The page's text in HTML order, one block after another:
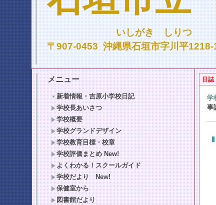
いしがき しりつ よ
〒907-0453 沖縄県石垣市字川平
メニュー
新着情報・吉原小学校日記
学校長あいさつ
学校概要
学校グランドデザイン
学校教育目標・校章
学校評価まとめ New!
よくわかる！スクールガイド
学校だより New!
保健室から
図書館だより
日誌
学
事